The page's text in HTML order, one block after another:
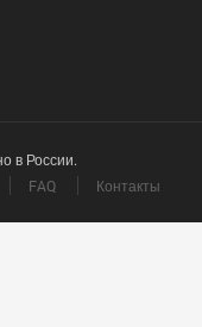
в России.
FAQ Контакты